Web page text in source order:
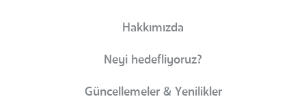
Hakkımızda
Neyi hedefliyoruz?
Güncellemeler & Yenilikler